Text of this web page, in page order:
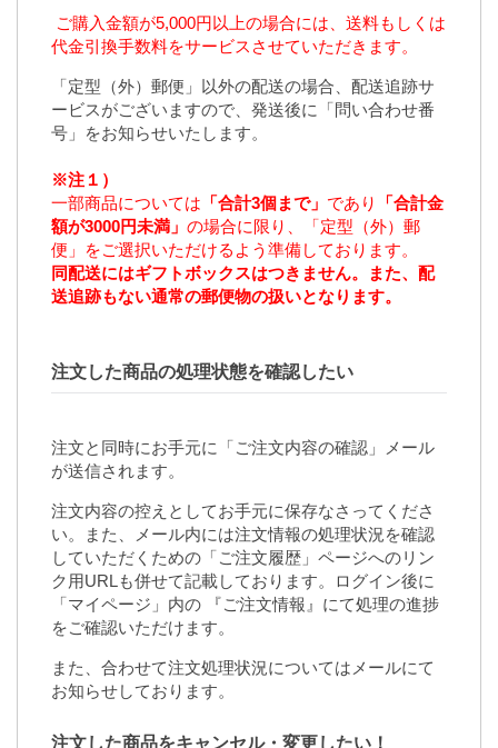
ご購入金額が5,000円以上の場合には、送料もしくは
代金引換手数料をサービスさせていただきます。
「定型（外）郵便」以外の配送の場合、配送追跡サ
ービスがございますので、発送後に「問い合わせ番
号」をお知らせいたします。
※注１）
一部商品については 「合計3個まで」 であり
「合計金
額が3000円未満」 の場合に限り、「定型（外）郵
便」をご選択いただけるよう準備しております。
同配送にはギフトボックスはつきません。また、配
送追跡もない通常の郵便物の扱いとなります。
注文した商品の処理状態を確認したい
注文と同時にお手元に「ご注文内容の確認」メール
が送信されます。
注文内容の控えとしてお手元に保存なさってくださ
い。また、メール内には注文情報の処理状況を確認
していただくための「ご注文履歴」ページへのリン
ク用URLも併せて記載しております。ログイン後に
「マイページ」内の
『ご注文情報』 にて処理の進捗
をご確認いただけます。
また、合わせて注文処理状況についてはメールにて
お知らせしております。
注文した商品をキャンセル・変更したい！